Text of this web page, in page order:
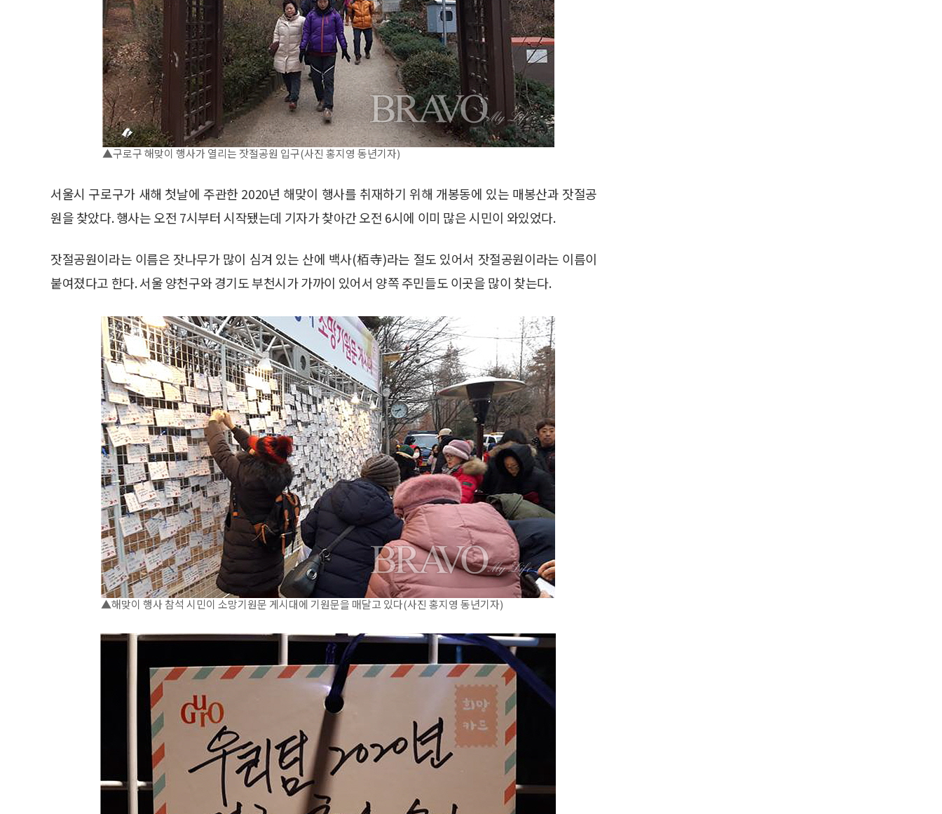
▲구로구 해맞이 행사가 열리는 잣절공원 입구(사진 홍지영 동년기자)
서울시 구로구가 새해 첫날에 주관한 2020년 해맞이 행사를 취재하기 위해 개봉동에 있는 매봉산과 잣절공
원을 찾았다. 행사는 오전 7시부터 시작됐는데 기자가 찾아간 오전 6시에 이미 많은 시민이 와있었다.
잣절공원이라는 이름은 잣나무가 많이 심겨 있는 산에 백사(栢寺)라는 절도 있어서 잣절공원이라는 이름이
붙여졌다고 한다. 서울 양천구와 경기도 부천시가 가까이 있어서 양쪽 주민들도 이곳을 많이 찾는다.
▲해맞이 행사 참석 시민이 소망기원문 게시대에 기원문을 매달고 있다(사진 홍지영 동년기자)